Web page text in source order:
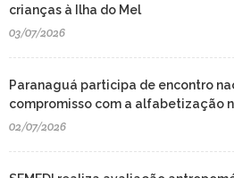
crianças à Ilha do Mel
03/07/2026
Paranaguá participa de encontro
compromisso com a alfabetização
02/07/2026